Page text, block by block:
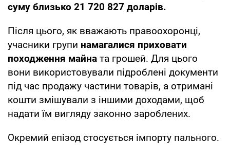
суму близько 21 720 827 доларів.
Після цього, як вважають правоохоронці,
учасники групи намагалися приховати
походження майна та грошей. Для цього
вони використовували підроблені документи
під час продажу частини товарів, а отримані
кошти змішували з іншими доходами, щоб
надати їм вигляду законно зароблених.
Окремий епізод стосується імпорту пального.